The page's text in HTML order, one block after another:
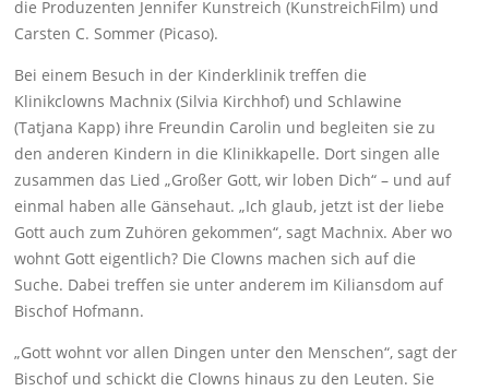
die Produzenten Jennifer Kunstreich (KunstreichFilm) und
Carsten C. Sommer (Picaso).
Bei einem Besuch in der Kinderklinik treffen die
Klinikclowns Machnix (Silvia Kirchhof) und Schlawine
(Tatjana Kapp) ihre Freundin Carolin und begleiten sie zu
den anderen Kindern in die Klinikkapelle. Dort singen alle
zusammen das Lied „Großer Gott, wir loben Dich“ – und auf
einmal haben alle Gänsehaut. „Ich glaub, jetzt ist der liebe
Gott auch zum Zuhören gekommen“, sagt Machnix. Aber wo
wohnt Gott eigentlich? Die Clowns machen sich auf die
Suche. Dabei treffen sie unter anderem im Kiliansdom auf
Bischof Hofmann.
„Gott wohnt vor allen Dingen unter den Menschen“, sagt der
Bischof und schickt die Clowns hinaus zu den Leuten. Sie